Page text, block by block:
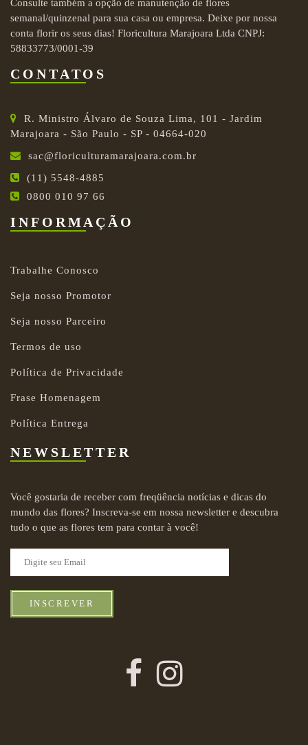
Consulte também a opção de manutenção de flores
semanal/quinzenal para sua casa ou empresa. Deixe por nossa
conta florir os seus dias! Floricultura Marajoara Ltda CNPJ:
58833773/0001-39
CONTATOS
R. Ministro Álvaro de Souza Lima, 101 - Jardim
Marajoara - São Paulo - SP - 04664-020
sac@floriculturamarajoara.com.br
(11) 5548-4885
0800 010 97 66
INFORMAÇÃO
Trabalhe Conosco
Seja nosso Promotor
Seja nosso Parceiro
Termos de uso
Política de Privacidade
Frase Homenagem
Política Entrega
NEWSLETTER
Você gostaria de receber com freqüência notícias e dicas do
mundo das flores? Inscreva-se em nossa newsletter e descubra
tudo o que as flores tem para contar à você!
INSCREVER